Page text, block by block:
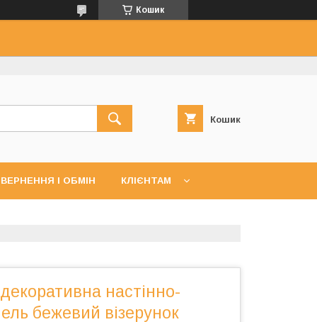
Кошик
Кошик
І ОБМІН КЛІЄНТАМ
настінно-
бежевий візерунок